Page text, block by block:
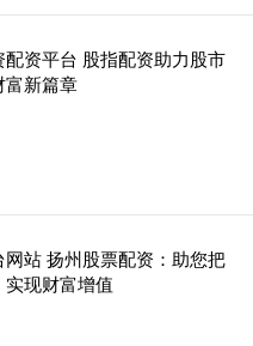
资平台 股指配资助力股市
富新篇章
网站 扬州股票配资：助您把
现财富增值